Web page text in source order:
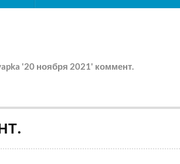
'20 ноября 2021' коммент.